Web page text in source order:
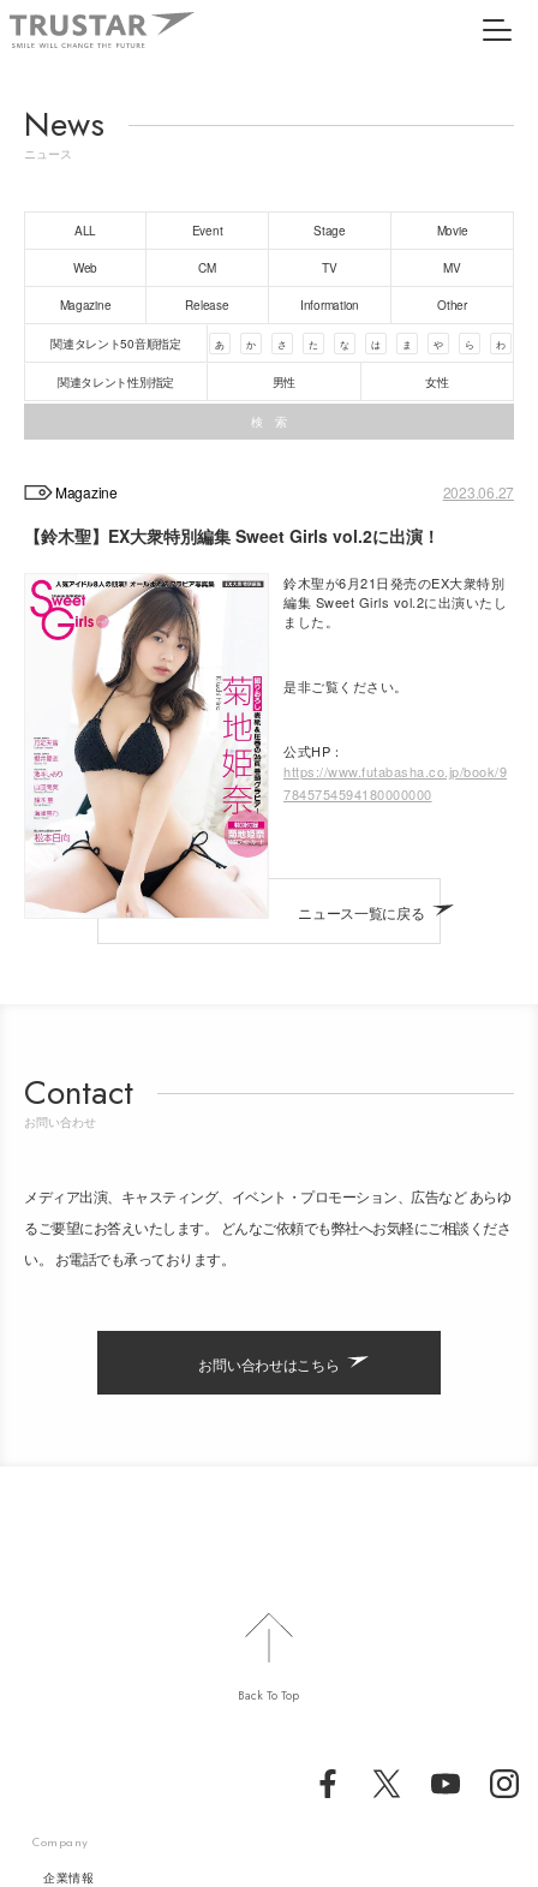
News
ニュース
ALL Event Stage Movie
Web CM TV MV
Magazine Release Information Other
関連タレント50音順指定 あ か さ た な は ま や ら わ
関連タレント性別指定 男性 女性
Magazine 2023.06.27
【鈴木聖】EX大衆特別編集 Sweet Girls vol.2に出演！
鈴木聖が6月21日発売のEX大衆特別
編集 Sweet Girls vol.2に出演いたし
ました。
是非ご覧ください。
公式HP：
https://www.futabasha.co.jp/book/9
7845754594180000000
ニュース一覧に戻る
Contact
お問い合わせ
メディア出演、キャスティング、イベント・プロモーション、広告など あらゆ
るご要望にお答えいたします。 どんなご依頼でも弊社へお気軽にご相談くださ
い。 お電話でも承っております。
お問い合わせはこちら
Back To Top
Company
企業情報